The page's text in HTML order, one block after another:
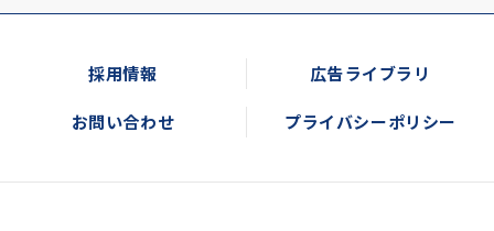
採用情報 広告ライブラリ
お問い合わせ プライバシーポリシー